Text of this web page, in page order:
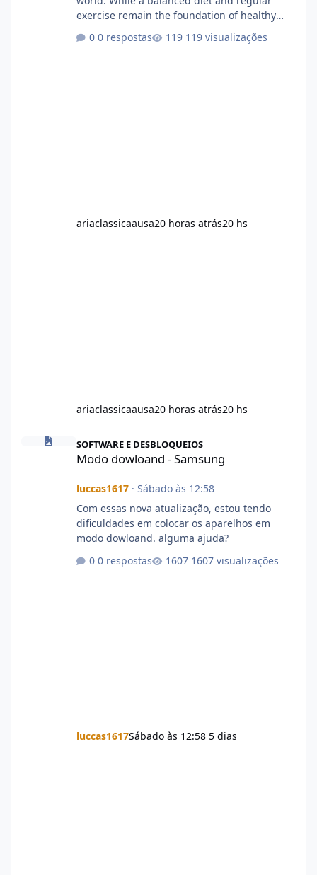
exercise remain the foundation of healthy
dietary supplements for additional support.
0 respostas 119 visualizações
ariaclassicaausa20 horas atrás20 hs
ariaclassicaausa20 horas atrás20 hs
Modo dowloand - Samsung
SOFTWARE E DESBLOQUEIOS
Modo dowloand - Samsung
luccas1617· Sábado às 12:58
Com essas nova atualização, estou tendo
dificuldades em colocar os aparelhos em
modo dowloand. alguma ajuda?
0 respostas
1607 visualizações
luccas1617Sábado às 12:58 5 dias